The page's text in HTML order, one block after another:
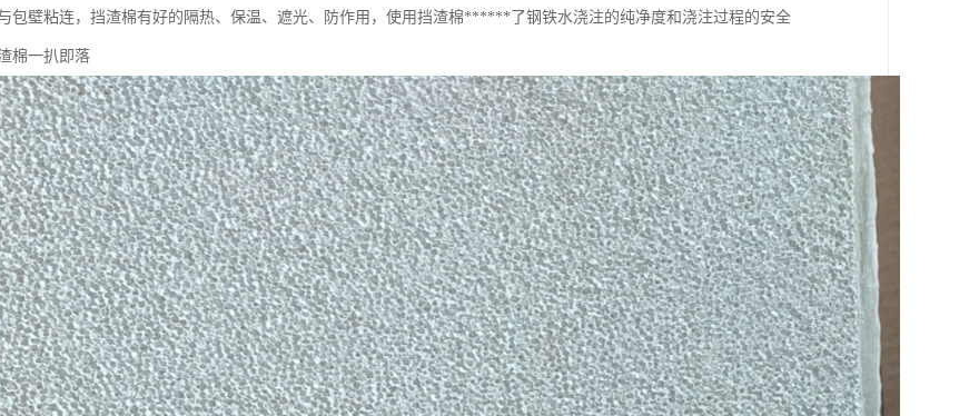
包壁粘连，挡渣棉有好的隔热、保温、遮光、防作用，使用挡渣棉******了钢铁水浇注的纯净度和浇注过程的安全
棉一扒即落